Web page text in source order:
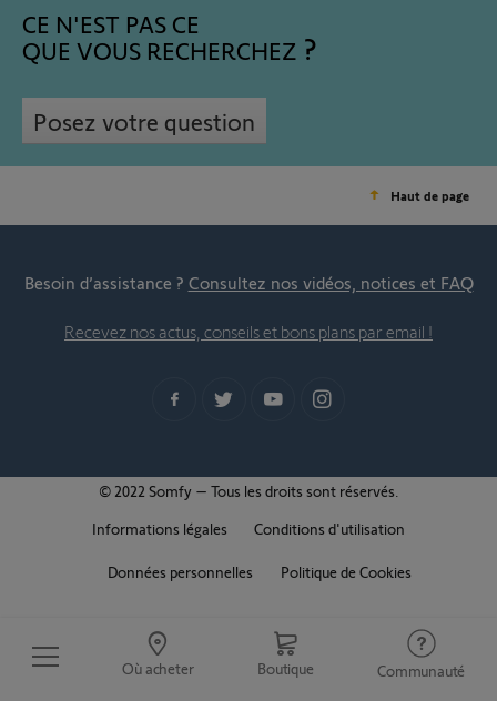
Où acheter Boutique Communauté
CE N'EST PAS CE
QUE VOUS RECHERCHEZ
Posez votre question
Haut de page
Besoin d’assistance ? Consultez nos vidéos, notices et FAQ
Recevez nos actus, conseils et bons plans par email !
© 2022 Somfy – Tous les droits sont réservés.
Informations légales
Conditions d'utilisation
Données personnelles Politique de Cookies